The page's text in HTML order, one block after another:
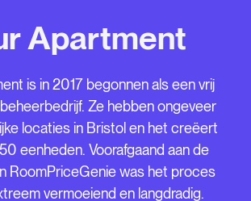
Apartment
is in 2017 begonnen als een vrij
Ze hebben ongeveer
locaties in Bristol en het creëert
eenheden. Voorafgaand aan de
RoomPriceGenie was het proces
vermoeiend en langdradig.